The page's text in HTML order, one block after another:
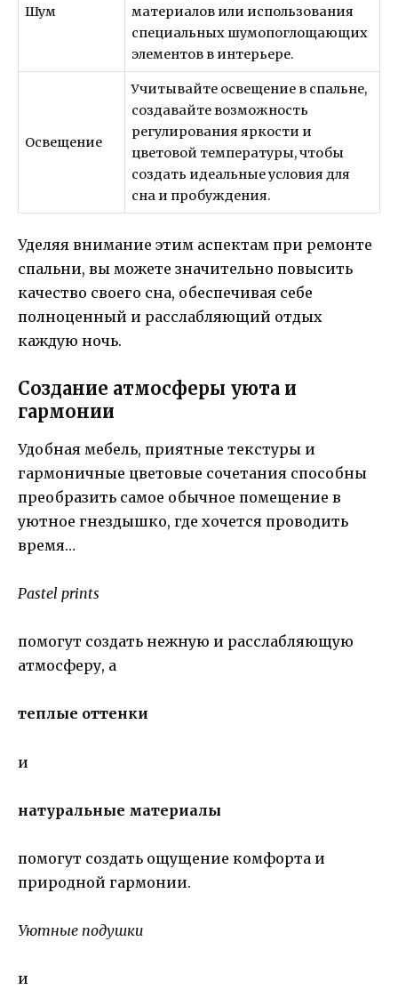
Шум
материалов или использования
специальных шумопоглощающих
элементов в интерьере.
Освещение
Учитывайте освещение в спальне,
создавайте возможность
регулирования яркости и
цветовой температуры, чтобы
создать идеальные условия для
сна и пробуждения.
Уделяя внимание этим аспектам при ремонте
спальни, вы можете значительно повысить
качество своего сна, обеспечивая себе
полноценный и расслабляющий отдых
каждую ночь.
Создание атмосферы уюта и
гармонии
Удобная мебель, приятные текстуры и
гармоничные цветовые сочетания способны
преобразить самое обычное помещение в
уютное гнездышко, где хочется проводить
время…
Рastel prints
помогут создать нежную и расслабляющую
атмосферу, а
теплые оттенки
и
натуральные материалы
помогут создать ощущение комфорта и
природной гармонии.
Уютные подушки
и